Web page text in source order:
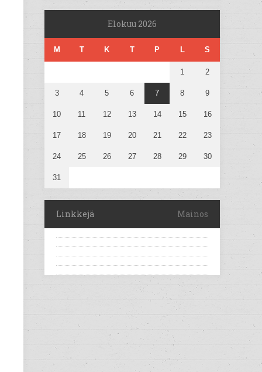
Elokuu 2026
M T K T P L S
1 2
3 4 5 6 7 8 9
10 11 12 13 14 15 16
17 18 19 20 21 22 23
24 25 26 27 28 29 30
31
Linkkejä Mainos